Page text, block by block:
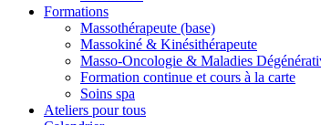
Formations
Massothérapeute (base)
Massokiné & Kinésithérapeute
Masso-Oncologie & Maladies
Formation continue et cours à la carte
Soins spa
Ateliers pour tous